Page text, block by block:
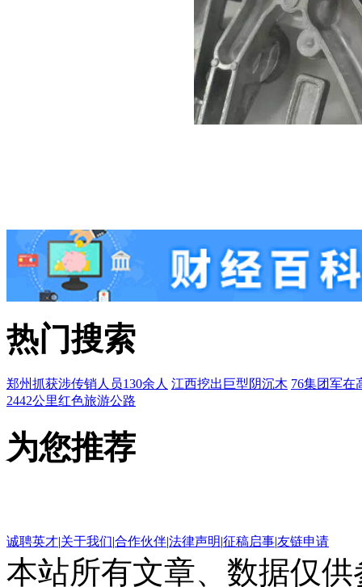
热门搜索
郑州抓获涉传销人员130余人 江西挖出巨型阴沉木 76集团军在
2442公里红色旅游公路
为您推荐
诚聘英才|关于我们|合作伙伴|法律声明|征稿启事|友链申请
本站所有文章、数据仅